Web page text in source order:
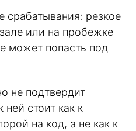
резкое
или на пробежке
может попасть под
не подтвердит
ней стоит как к
на код, а не как к